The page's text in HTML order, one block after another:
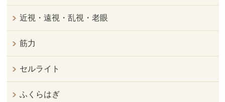
近視・遠視・乱視・老眼
筋力
セルライト
ふくらはぎ